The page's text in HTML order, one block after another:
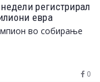
регистрирал
евра
во собирање
0